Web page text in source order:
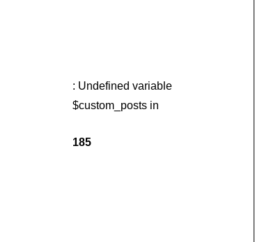
: Undefined variable
$custom_posts in
185